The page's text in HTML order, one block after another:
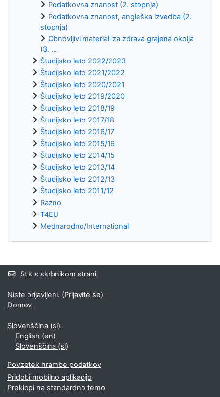
Podatkovna znanost (2. stopnja)
Podatkovna znanost, angleška izvedba (2.
stopnja)
Obnovljivi materiali za zdrava grajena okolja
(3. ...
Študijsko leto 2022/2023
Študijsko leto 2021/2022
Študijsko leto 2020/2021
Študijsko leto 2019/2020
Študijsko leto 2018/19
Študijsko leto 2017/18
Študijsko leto 2016/17
Študijsko leto 2015/16
Študijsko leto 2014/15
Študijsko leto 2013/14
Študijsko leto 2012/13
Študijsko leto 2011/12
Razno
T4EU
Mednarodno/International
Supplementary blocks
Stik s skrbnikom strani
Niste prijavljeni. (Prijavite se)
Domov
Slovenščina ‎(sl)‎
English ‎(en)‎
Slovenščina ‎(sl)‎
Povzetek hrambe podatkov
Pridobi mobilno aplikacijo
Preklopi na standardno temo